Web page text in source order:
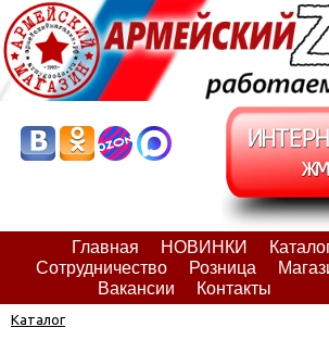
Главная НОВИНКИ
Сотрудничество
Розница
Вакансии
Контакты
Каталог